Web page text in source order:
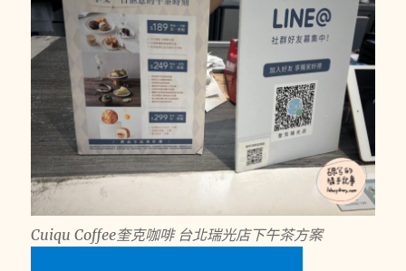
Cuiqu Coffee奎克咖啡 台北瑞光店下午茶方案